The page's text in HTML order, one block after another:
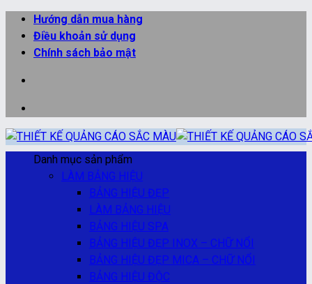
qua
Hướng dẫn mua hàng
Điều khoản sử dụng
Chính sách bảo mật
Danh mục sản phẩm
LÀM BẢNG HIỆU
BẢNG HIỆU ĐẸP
LÀM BẢNG HIỆU
BẢNG HIỆU SPA
BẢNG HIỆU ĐẸP INOX – CHỮ NỔI
BẢNG HIỆU ĐẸP MICA – CHỮ NỔI
BẢNG HIỆU ĐỘC